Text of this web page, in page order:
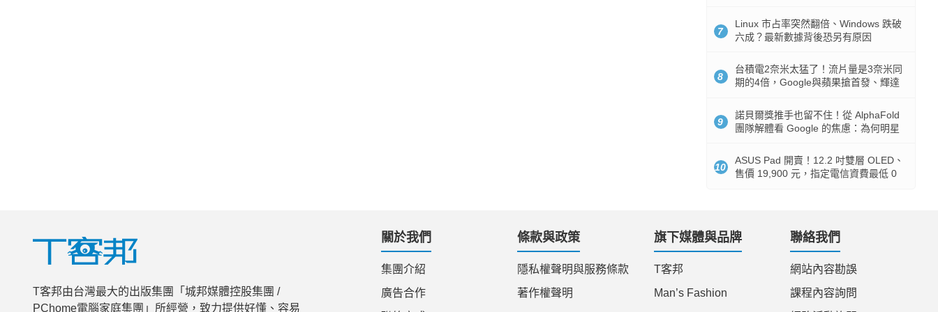
7
Linux 市占率突然翻倍、Windows 跌破
六成？最新數據背後恐另有原因
8
台積電2奈米太猛了！流片量是3奈米同
期的4倍，Google與蘋果搶首發、輝達
9
諾貝爾獎推手也留不住！從 AlphaFold
團隊解體看 Google 的焦慮：為何明星
10
ASUS Pad 開賣！12.2 吋雙層 OLED、
售價 19,900 元，指定電信資費最低 0
T客邦由台灣最大的出版集團「城邦媒體控股集團 /
PChome電腦家庭集團」所經營，致力提供好懂、容易
關於我們
集團介紹
廣告合作
條款與政策
隱私權聲明與服務條款
著作權聲明
旗下媒體與品牌
T客邦
Man’s Fashion
聯絡我們
網站內容勘誤
課程內容詢問